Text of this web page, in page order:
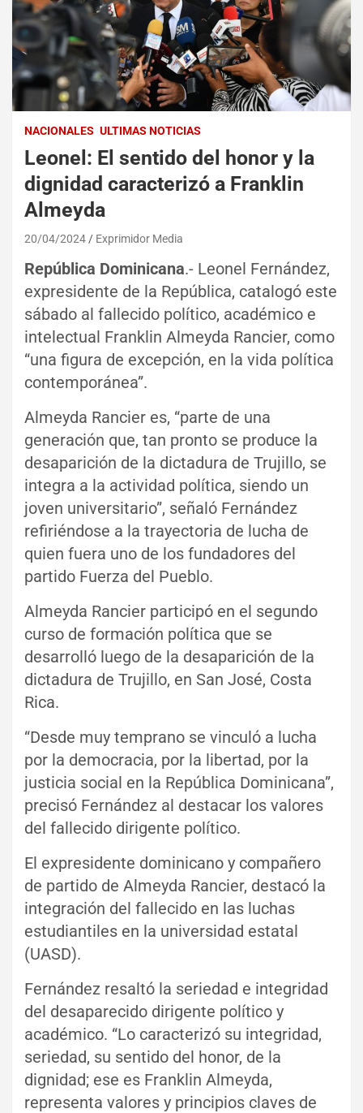
NACIONALES ULTIMAS NOTICIAS
Leonel: El sentido del honor y la
dignidad caracterizó a Franklin
Almeyda
20/04/2024 Exprimidor Media
República Dominicana.- Leonel Fernández,
expresidente de la República, catalogó este
sábado al fallecido político, académico e
intelectual Franklin Almeyda Rancier, como
“una figura de excepción, en la vida política
contemporánea”.
Almeyda Rancier es, “parte de una
generación que, tan pronto se produce la
desaparición de la dictadura de Trujillo, se
integra a la actividad política, siendo un
joven universitario”, señaló Fernández
refiriéndose a la trayectoria de lucha de
quien fuera uno de los fundadores del
partido Fuerza del Pueblo.
Almeyda Rancier participó en el segundo
curso de formación política que se
desarrolló luego de la desaparición de la
dictadura de Trujillo, en San José, Costa
Rica.
“Desde muy temprano se vinculó a lucha
por la democracia, por la libertad, por la
justicia social en la República Dominicana”,
precisó Fernández al destacar los valores
del fallecido dirigente político.
El expresidente dominicano y compañero
de partido de Almeyda Rancier, destacó la
integración del fallecido en las luchas
estudiantiles en la universidad estatal
(UASD).
Fernández resaltó la seriedad e integridad
del desaparecido dirigente político y
académico. “Lo caracterizó su integridad,
seriedad, su sentido del honor, de la
dignidad; ese es Franklin Almeyda,
representa valores y principios claves de